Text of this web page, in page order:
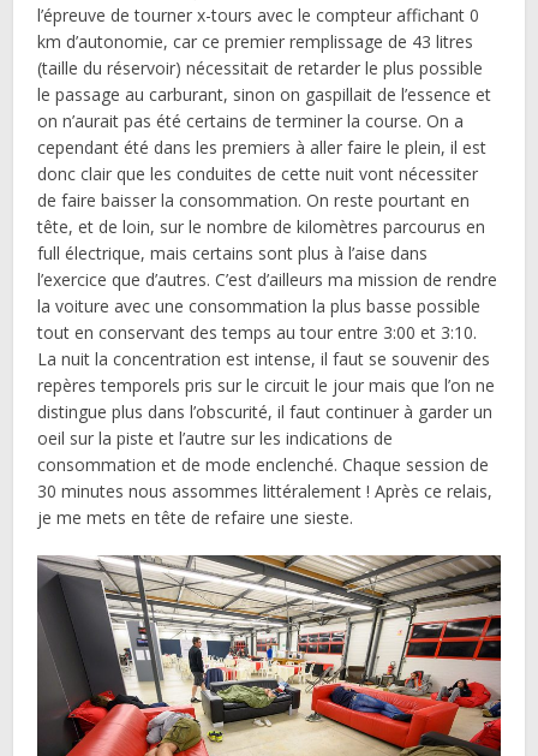
l’épreuve de tourner x-tours avec le compteur affichant 0
km d’autonomie, car ce premier remplissage de 43 litres
(taille du réservoir) nécessitait de retarder le plus possible
le passage au carburant, sinon on gaspillait de l’essence et
on n’aurait pas été certains de terminer la course. On a
cependant été dans les premiers à aller faire le plein, il est
donc clair que les conduites de cette nuit vont nécessiter
de faire baisser la consommation. On reste pourtant en
tête, et de loin, sur le nombre de kilomètres parcourus en
full électrique, mais certains sont plus à l’aise dans
l’exercice que d’autres. C’est d’ailleurs ma mission de rendre
la voiture avec une consommation la plus basse possible
tout en conservant des temps au tour entre 3:00 et 3:10.
La nuit la concentration est intense, il faut se souvenir des
repères temporels pris sur le circuit le jour mais que l’on ne
distingue plus dans l’obscurité, il faut continuer à garder un
oeil sur la piste et l’autre sur les indications de
consommation et de mode enclenché. Chaque session de
30 minutes nous assommes littéralement ! Après ce relais,
je me mets en tête de refaire une sieste.